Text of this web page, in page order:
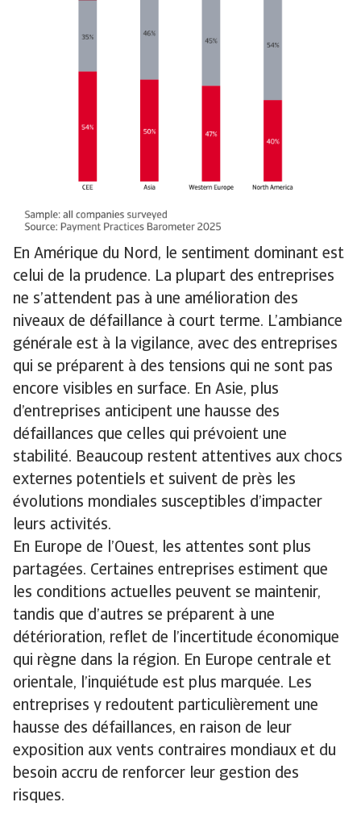
En Amérique du Nord, le sentiment dominant est
celui de la prudence. La plupart des entreprises
ne s’attendent pas à une amélioration des
niveaux de défaillance à court terme. L’ambiance
générale est à la vigilance, avec des entreprises
qui se préparent à des tensions qui ne sont pas
encore visibles en surface. En Asie, plus
d’entreprises anticipent une hausse des
défaillances que celles qui prévoient une
stabilité. Beaucoup restent attentives aux chocs
externes potentiels et suivent de près les
évolutions mondiales susceptibles d’impacter
leurs activités.
En Europe de l’Ouest, les attentes sont plus
partagées. Certaines entreprises estiment que
les conditions actuelles peuvent se maintenir,
tandis que d’autres se préparent à une
détérioration, reflet de l’incertitude économique
qui règne dans la région. En Europe centrale et
orientale, l’inquiétude est plus marquée. Les
entreprises y redoutent particulièrement une
hausse des défaillances, en raison de leur
exposition aux vents contraires mondiaux et du
besoin accru de renforcer leur gestion des
risques.